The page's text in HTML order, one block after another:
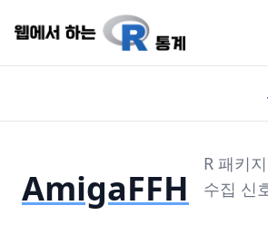
AmigaFFH
R 패키
수집 신